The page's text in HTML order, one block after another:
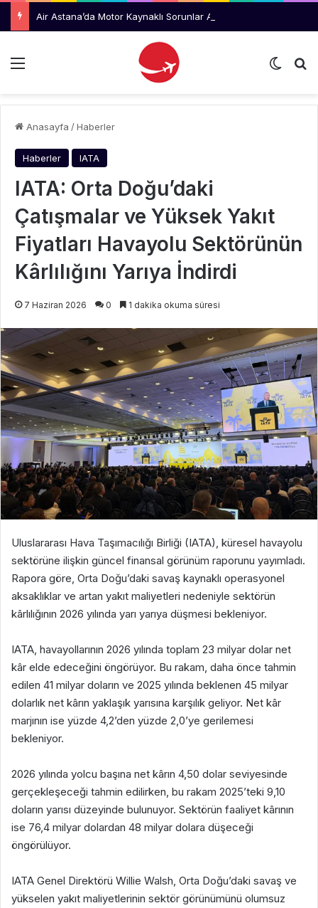
Menü Dış
Anasayfa /Haberler
Haberler IATA
IATA: Orta Doğu’daki
Çatışmalar ve Yüksek Yakıt
Fiyatları Havayolu Sektörünün
Kârlılığını Yarıya İndirdi
7 Haziran 2026 0 1 dakika okuma süresi
Uluslararası Hava Taşımacılığı Birliği (IATA), küresel havayolu
sektörüne ilişkin güncel finansal görünüm raporunu yayımladı.
Rapora göre, Orta Doğu’daki savaş kaynaklı operasyonel
aksaklıklar ve artan yakıt maliyetleri nedeniyle sektörün
kârlılığının 2026 yılında yarı yarıya düşmesi bekleniyor.
IATA, havayollarının 2026 yılında toplam 23 milyar dolar net
kâr elde edeceğini öngörüyor. Bu rakam, daha önce tahmin
edilen 41 milyar doların ve 2025 yılında beklenen 45 milyar
dolarlık net kârın yaklaşık yarısına karşılık geliyor. Net kâr
marjının ise yüzde 4,2’den yüzde 2,0’ye gerilemesi
bekleniyor.
2026 yılında yolcu başına net kârın 4,50 dolar seviyesinde
gerçekleşeceği tahmin edilirken, bu rakam 2025’teki 9,10
doların yarısı düzeyinde bulunuyor. Sektörün faaliyet kârının
ise 76,4 milyar dolardan 48 milyar dolara düşeceği
öngörülüyor.
IATA Genel Direktörü Willie Walsh, Orta Doğu’daki savaş ve
yükselen yakıt maliyetlerinin sektör görünümünü olumsuz